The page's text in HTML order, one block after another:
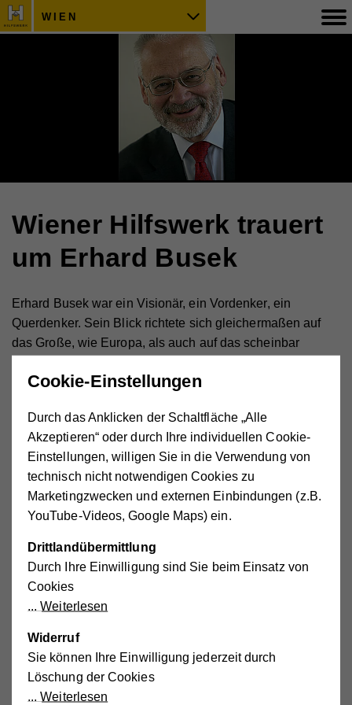
WIEN
Wiener Hilfswerk trauert
um Erhard Busek
Erhard Busek war ein Visionär, ein Vordenker, ein
Querdenker. Sein Blick richtete sich gleichermaßen auf
das Große, wie Europa, als auch auf das scheinbar
seiner Tätigkeit in der Wiener Kommunalpolitik förderte er
maßgeblich an der Entstehung der Nachbarschaftszentren
des Wiener Hilfswerks beteiligt und verfolgte in den
darauffolgenden Jahrzehnten mit Interesse die
Entwicklung und den Ausbau dieser wichtigen
Einrichtungen.
Wien zur Eröffnung des ersten Hilfswerk
Nachbarschaftszentrums 1980 in der Barichgasse
hervorhob, bieten die Nachbarschaftszentren Orte des
Vertrauens, des Kontaktes und des Gesprächs. Sie
ermöglichen Partizipation und Engagement – den ersten
Schritt aber sollen die Nachbarinnen und Nachbarn selbst
tun. Seitdem wurden viele Schritte getan – wir blicken auf
über 40 Jahre erfolgreiche Arbeit der mittlerweile zehn
Cookie-Einstellungen
Durch das Anklicken der Schaltfläche „Alle
Akzeptieren“ oder durch Ihre individuellen Cookie-
Einstellungen, willigen Sie in die Verwendung von
technisch nicht notwendigen Cookies zu
Marketingzwecken und externen Einbindungen (z.B.
YouTube-Videos, Google Maps) ein.
Drittlandübermittlung
Durch Ihre Einwilligung sind Sie beim Einsatz von
Cookies
Weiterlesen
Widerruf
Sie können Ihre Einwilligung jederzeit durch
Löschung der Cookies
Weiterlesen